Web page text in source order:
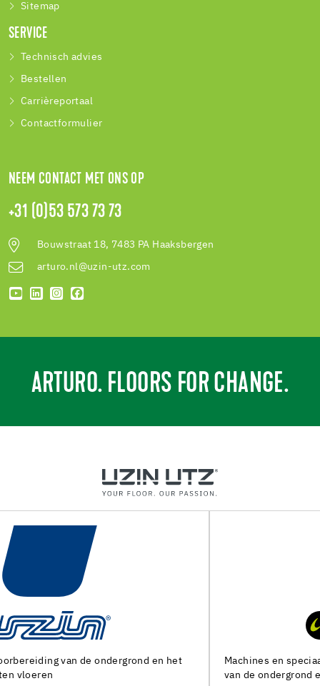
Sitemap
SERVICE
Technisch advies
Bestellen
Carrièreportaal
Contactformulier
NEEM CONTACT MET ONS OP
+31 (0)53 573 73 73
Bouwstraat 18, 7483 PA Haaksbergen
arturo.nl@uzin-utz.com
ARTURO. FLOORS FOR CHANGE.
Machines en speciaal gereedschap voor de voorbereiding
van de ondergrond en het leggen van alle soorten bedekking